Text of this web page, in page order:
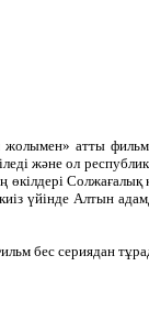
атты
және ол
үйінде Алтын
бес сериядан